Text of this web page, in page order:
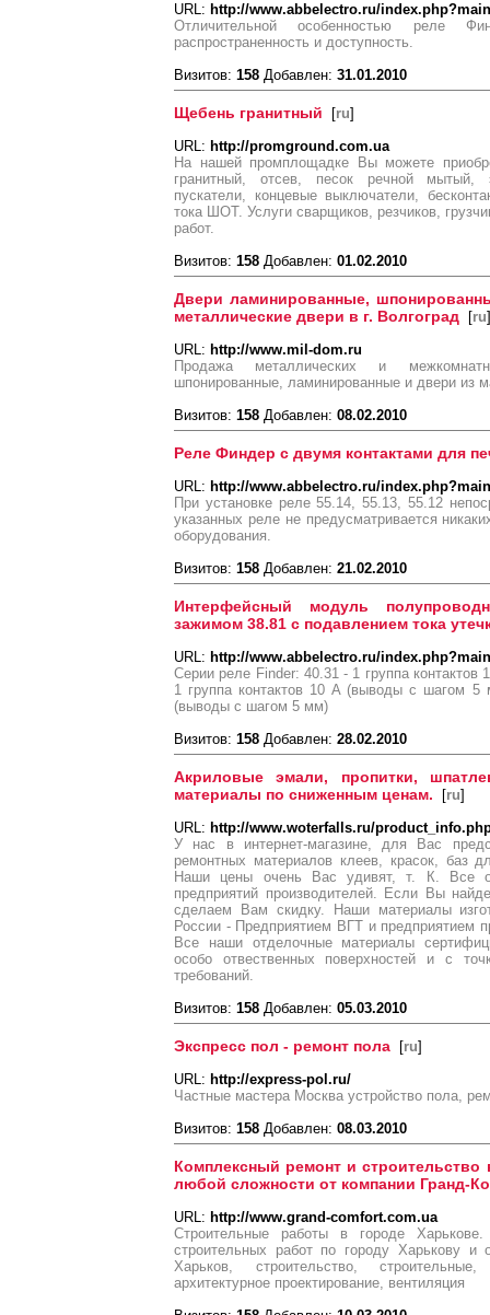
URL: http://www.abbelectro.ru/
Отличительной особенностью реле
распространенность и доступность.
Визитов: 158 Добавлен: 31.01.2010
Щебень гранитный [ru]
URL: http://promground.com.ua
На нашей промплощадке Вы можете
гранитный, отсев, песок речной мытый,
пускатели, концевые выключатели,
тока ШОТ. Услуги сварщиков, резчиков,
работ.
Визитов: 158 Добавлен: 01.02.2010
Двери ламинированные,
металлические двери в г. Волгоград [ru]
URL: http://www.mil-dom.ru
Продажа металлических и
шпонированные, ламинированные и двери из
Визитов: 158 Добавлен: 08.02.2010
Реле Финдер с двумя контактами для
URL: http://www.abbelectro.ru/
При установке реле 55.14, 55.13, 55.12
указанных реле не предусматривается
оборудования.
Визитов: 158 Добавлен: 21.02.2010
Интерфейсный модуль
зажимом 38.81 с подавлением тока
URL: http://www.abbelectro.ru/
Серии реле Finder: 40.31 - 1 группа
1 группа контактов 10 A (выводы с шагом
(выводы с шагом 5 мм)
Визитов: 158 Добавлен: 28.02.2010
Акриловые эмали, пропитки,
материалы по сниженным ценам. [ru]
URL: http://www.woterfalls.ru/
У нас в интернет-магазине, для Вас
ремонтных материалов клеев, красок, баз
Наши цены очень Вас удивят, т. К. Все
предприятий производителей. Если Вы
сделаем Вам скидку. Наши материалы
России - Предприятием ВГТ и предприятием
Все наши отделочные материалы
особо отвественных поверхностей и с
требований.
Визитов: 158 Добавлен: 05.03.2010
Экспресс пол - ремонт пола [ru]
URL: http://express-pol.ru/
Частные мастера Москва устройство пола,
Визитов: 158 Добавлен: 08.03.2010
Комплексный ремонт и строительство
любой сложности от компании Гранд-
URL: http://www.grand-comfort.com.ua
Строительные работы в городе
строительных работ по городу Харькову и
Харьков, строительство,
архитектурное проектирование, вентиляция